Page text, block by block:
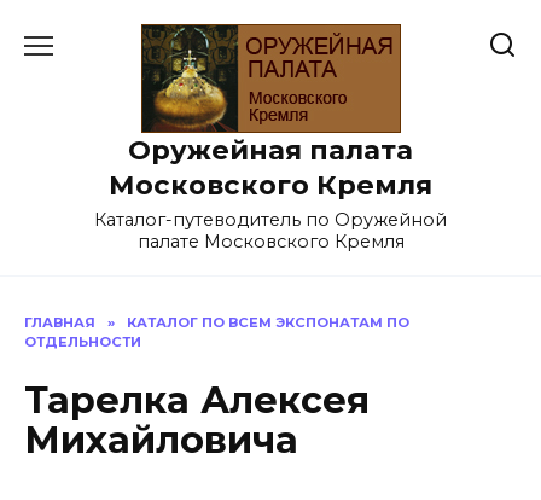
Оружейная палата
Московского Кремля
Каталог-путеводитель по Оружейной
палате Московского Кремля
ГЛАВНАЯ »
КАТАЛОГ ПО ВСЕМ ЭКСПОНАТАМ ПО
ОТДЕЛЬНОСТИ
Тарелка Алексея
Михайловича